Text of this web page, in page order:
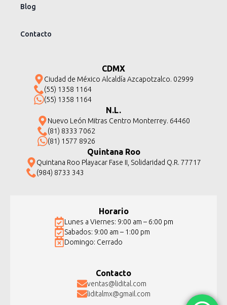
Blog
Contacto
CDMX
Ciudad de México Alcaldía Azcapotzalco. 02999
(55) 1358 1164
(55) 1358 1164
N.L.
Nuevo León Mitras Centro Monterrey. 64460
(81) 8333 7062
(81) 1577 8926
Quintana Roo
Quintana Roo Playacar Fase II, Solidaridad Q.R. 77717
(984) 8733 343
Horario
Lunes a Viernes: 9:00 am – 6:00 pm
Sabados: 9:00 am – 1:00 pm
Domingo: Cerrado
Contacto
ventas@lidital.com
liditalmx@gmail.com